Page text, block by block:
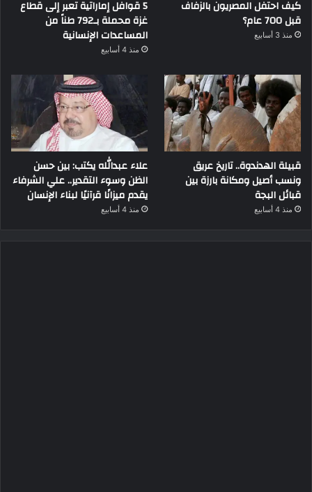
كيف احتفل المصريون بالزفاف
قبل 700 عام؟
منذ 3 أسابيع
5 قوافل إماراتية تعبر إلى قطاع
غزة محملة بـ792 طناً من
المساعدات الإنسانية
منذ 4 أسابيع
قبيلة الهدندوة.. تاريخ عريق
ونسب أصيل ومكانة بارزة بين
قبائل البجة
منذ 4 أسابيع
علاء عبدالله يكتب: بين حسن
الظن وسوء التقدير.. علي الشرفاء
يقدم ميزانًا قرآنيًا لبناء الإنسان
منذ 4 أسابيع